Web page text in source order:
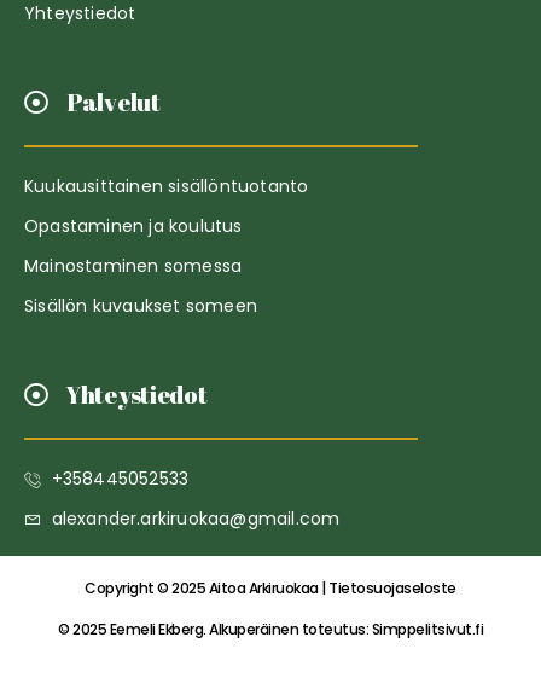
Yhteystiedot
Palvelut
Kuukausittainen sisällöntuotanto
Opastaminen ja koulutus
Mainostaminen somessa
Sisällön kuvaukset someen
Yhteystiedot
+358445052533
alexander.arkiruokaa@gmail.com
Copyright © 2025 Aitoa Arkiruokaa | Tietosuojaseloste
© 2025 Eemeli Ekberg. Alkuperäinen toteutus:Simppelitsivut.fi